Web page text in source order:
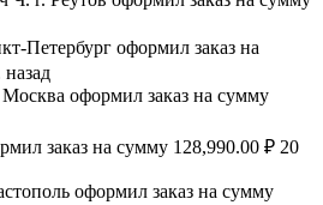
Петербург оформил заказ на
оформил заказ на сумму
заказ на сумму 128,990.00 ₽ 20
оформил заказ на сумму